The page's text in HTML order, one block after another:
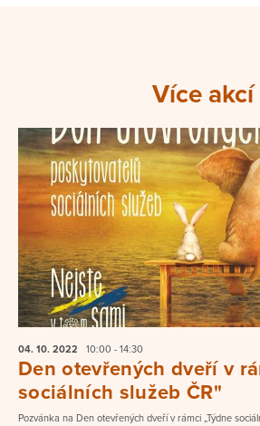
Více akcí
04. 10. 2022 10:00 - 14:30
Den otevřených dveří v
sociálních služeb ČR"
Pozvánka na Den otevřených dveří v rámci „Týdne